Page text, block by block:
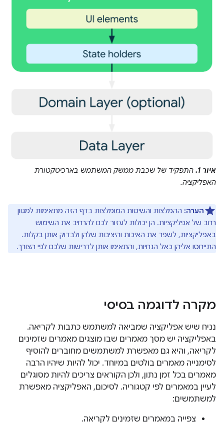
איור 1.
התפקיד של שכבת ממשק המשתמש בארכיטקטורת
האפליקציה.
הערה: ההמלצות והשיטות המומלצות בדף הזה מתאימות למגוון
רחב של אפליקציות. הן יכולות לעזור לכם להרחיב את השימוש
באפליקציות, לשפר את האיכות והיציבות שלהן ולבדוק אותן בקלות.
התייחסו אליהן כאל הנחיות, והתאימו אותן לדרישות שלכם לפי הצורך.
מקרה לדוגמה בסיסי
נניח שיש אפליקציה שמביאה למשתמש כתבות לקריאה.
באפליקציה יש מסך מאמרים שבו מוצגים מאמרים שזמינים
לקריאה, והיא גם מאפשרת למשתמשים מחוברים להוסיף
לסימנייה מאמרים בולטים במיוחד. יכול להיות שיהיו הרבה
מאמרים בכל זמן נתון, ולכן הקוראים צריכים להיות מסוגלים
לעיין במאמרים לפי קטגוריה. לסיכום, האפליקציה מאפשרת
למשתמשים:
צפייה במאמרים שזמינים לקריאה.